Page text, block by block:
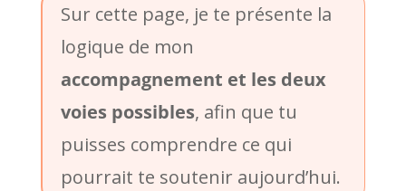
Sur cette page, je te présente la
logique de mon
accompagnement et les deux
voies possibles, afin que tu
puisses comprendre ce qui
pourrait te soutenir aujourd’hui.